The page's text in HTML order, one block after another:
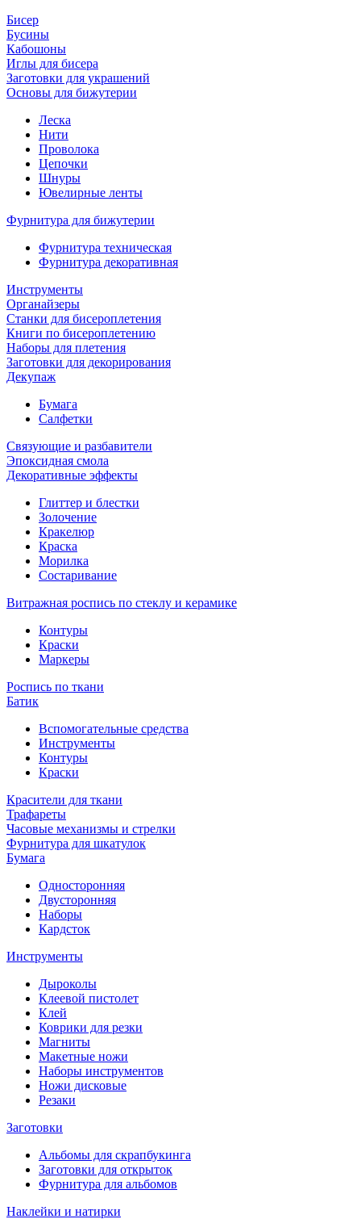
Бисер
Бусины
Кабошоны
Иглы для бисера
Заготовки для украшений
Основы для бижутерии
Леска
Нити
Проволока
Цепочки
Шнуры
Ювелирные ленты
Фурнитура для бижутерии
Фурнитура техническая
Фурнитура декоративная
Инструменты
Органайзеры
Станки для бисероплетения
Книги по бисероплетению
Наборы для плетения
Заготовки для декорирования
Декупаж
Бумага
Салфетки
Связующие и разбавители
Эпоксидная смола
Декоративные эффекты
Глиттер и блестки
Золочение
Кракелюр
Краска
Морилка
Состаривание
Витражная роспись по стеклу и керамике
Контуры
Краски
Маркеры
Роспись по ткани
Батик
Вспомогательные средства
Инструменты
Контуры
Краски
Красители для ткани
Трафареты
Часовые механизмы и стрелки
Фурнитура для шкатулок
Бумага
Односторонняя
Двусторонняя
Наборы
Кардсток
Инструменты
Дыроколы
Клеевой пистолет
Клей
Коврики для резки
Магниты
Макетные ножи
Наборы инструментов
Ножи дисковые
Резаки
Заготовки
Альбомы для скрапбукинга
Заготовки для открыток
Фурнитура для альбомов
Наклейки и натирки